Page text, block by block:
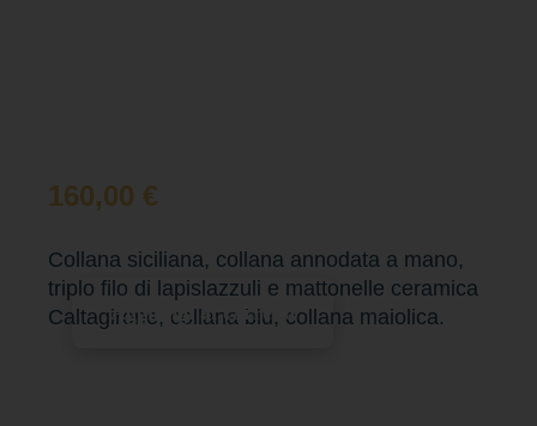
160,00 €
Collana siciliana, collana annodata a mano,
triplo filo di lapislazzuli e mattonelle ceramica
Caltagirone, collana blu, collana maiolica.
Aggiungi al carrello